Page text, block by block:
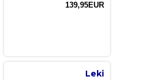
139,95EUR
Leki